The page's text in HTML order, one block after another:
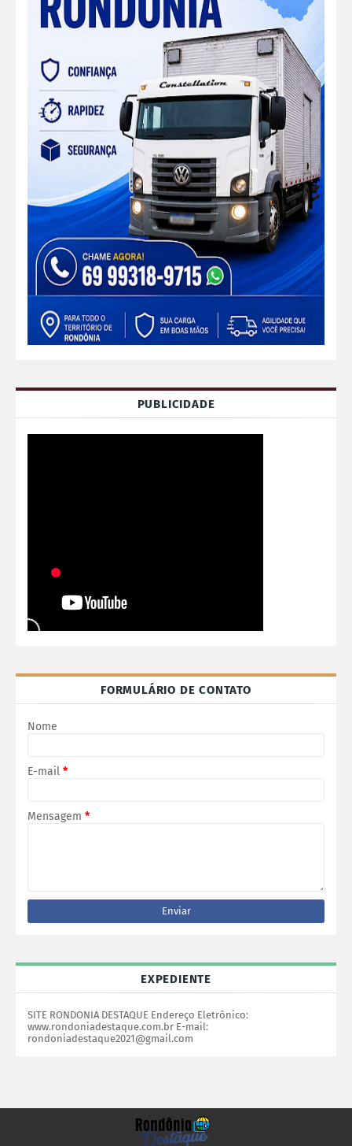
PUBLICIDADE
FORMULÁRIO DE CONTATO
Nome
E-mail *
Mensagem *
EXPEDIENTE
SITE RONDONIA DESTAQUE Endereço Eletrônico:
www.rondoniadestaque.com.br E-mail:
rondoniadestaque2021@gmail.com